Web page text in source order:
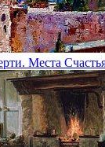
Места